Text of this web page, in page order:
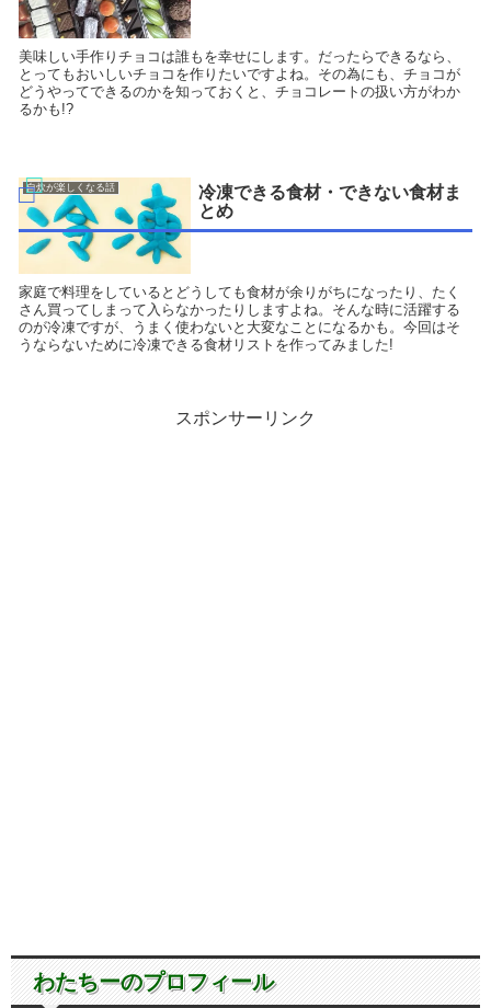
美味しい手作りチョコは誰もを幸せにします。だったらできるなら、
とってもおいしいチョコを作りたいですよね。その為にも、チョコが
どうやってできるのかを知っておくと、チョコレートの扱い方がわか
るかも!?
自炊が楽しくなる話
冷凍できる食材・できない食材ま
とめ
家庭で料理をしているとどうしても食材が余りがちになったり、たく
さん買ってしまって入らなかったりしますよね。そんな時に活躍する
のが冷凍ですが、うまく使わないと大変なことになるかも。今回はそ
うならないために冷凍できる食材リストを作ってみました!
スポンサーリンク
わたちーのプロフィール